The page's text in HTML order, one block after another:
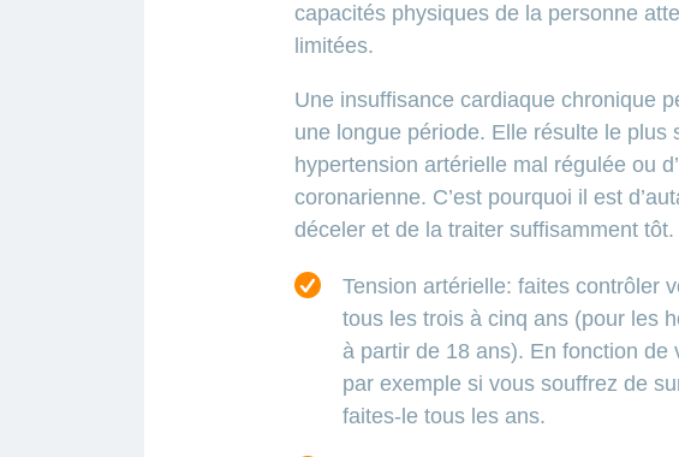
capacités physiques de la personne
limitées.
Une insuffisance cardiaque chronique
une longue période. Elle résulte le plus
hypertension artérielle mal régulée ou
coronarienne. C’est pourquoi il est
déceler et de la traiter suffisamment tôt.
Tension artérielle: faites contrôler
tous les trois à cinq ans (pour les
à partir de 18 ans). En fonction de
par exemple si vous souffrez de
faites-le tous les ans.